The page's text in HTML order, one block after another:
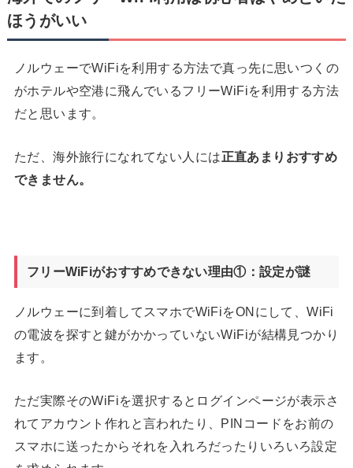
ほうがいい
ノルウェーでWiFiを利用する方法で真っ先に思いつくの
がホテルや空港に飛んでいるフリーWiFiを利用する方法
だと思います。
ただ、海外旅行になれてない人には正直あまりおすすめ
できません。
フリーWiFiがおすすめできない理由①：設定が謎
ノルウェーに到着してスマホでWiFiをONにして、WiFi
の電波を探すと鍵がかかっていないWiFiが結構見つかり
ます。
ただ実際そのWiFiを選択するとログインページが表示さ
れてアカウント作れと言われたり、PINコードをお前の
スマホに送ったからそれを入れろだったりいろいろ設定